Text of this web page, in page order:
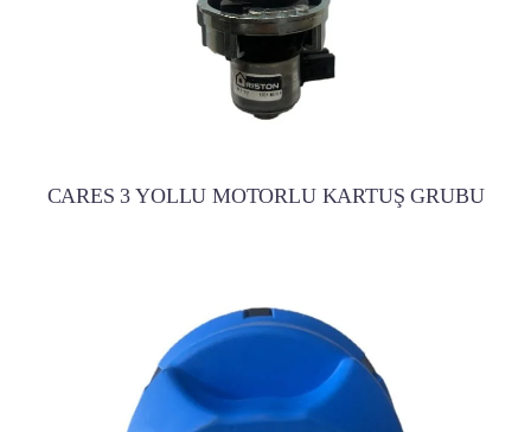
CARES 3 YOLLU MOTORLU KARTUŞ GRUBU